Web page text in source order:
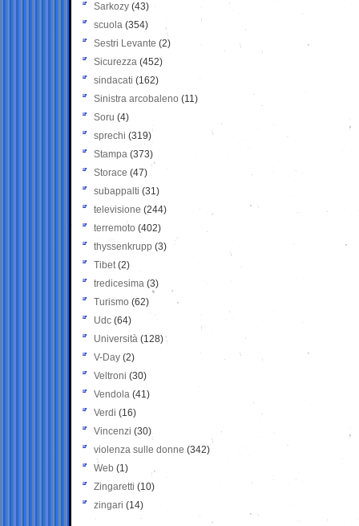
Sarkozy (43)
scuola (354)
Sestri Levante (2)
Sicurezza (452)
sindacati (162)
Sinistra arcobaleno (11)
Soru (4)
sprechi (319)
Stampa (373)
Storace (47)
subappalti (31)
televisione(244)
terremoto (402)
thyssenkrupp (3)
Tibet(2)
tredicesima (3)
Turismo (62)
Udc (64)
Università (128)
V-Day (2)
Veltroni (30)
Vendola (41)
Verdi (16)
Vincenzi (30)
violenza sulle donne (342)
Web (1)
Zingaretti (10)
zingari (14)